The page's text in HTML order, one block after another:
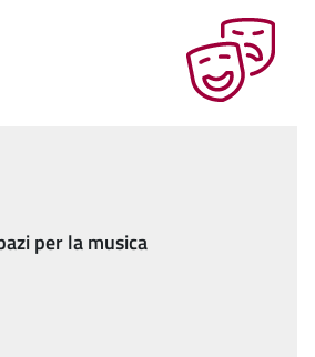
per la musica